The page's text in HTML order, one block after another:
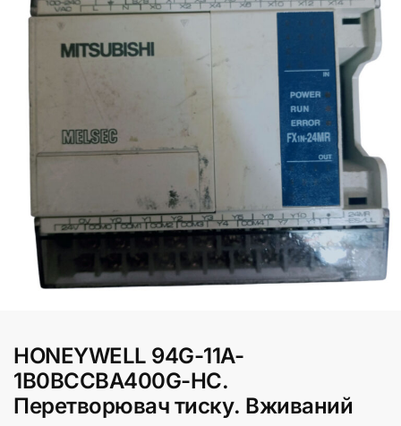
HONEYWELL 94G-11A-
1B0BCCBA400G-HC.
Перетворювач тиску. Вживаний